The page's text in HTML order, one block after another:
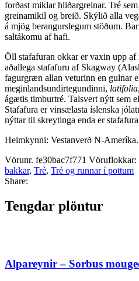
forðast miklar hliðargreinar. Tré
greinamikil og breið. Skýlið alla
á mjög berangurslegum stöðum.
saltákomu af hafi.
Öll stafafuran okkar er vaxin upp
aðallega stafafuru af Skagway
fagurgræn allan veturinn en gulnar
meginlandsundirtegundinni, latifolia
ágætis timburtré. Talsvert nýtt sem
Stafafura er vinsælasta íslenska
nýttar til skreytinga enda er
Heimkynni: Vestanverð N-
Vörunr. fe30bac7f771 Vöruflokkar:
bakkar, Tré, Tré og runnar í pottum
Share:
Tengdar plöntur
Alpareynir – Sorbus